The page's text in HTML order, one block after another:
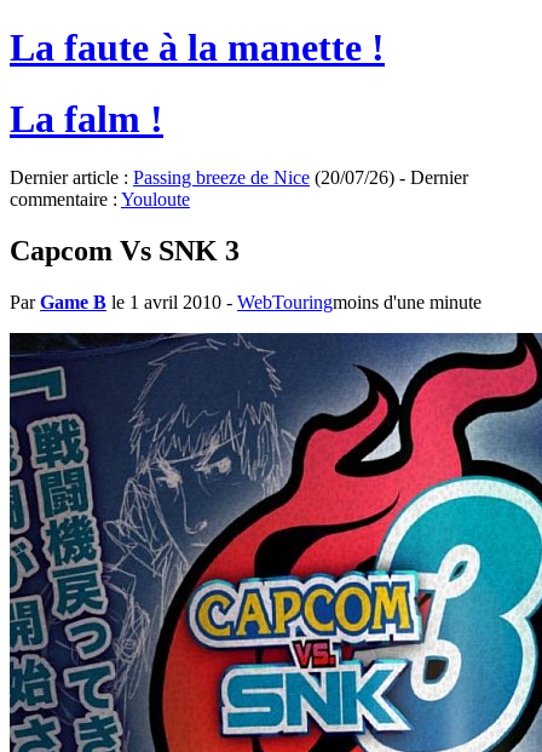
La faute à la manette !
La falm !
Dernier article : Passing breeze de Nice (20/07/26) - Dernier
commentaire : Youloute
Capcom Vs SNK 3
ParGame B le 1 avril 2010 - WebTouringmoins d'une minute